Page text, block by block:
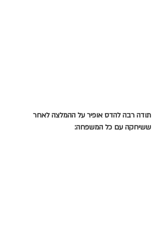
תודה רבה להדס אופיר על ההמלצה לאחר
ששיחקה עם כל המשפחה: